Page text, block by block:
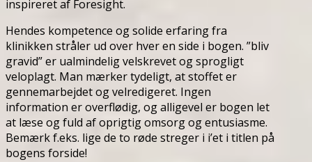
inspireret af Foresight.
Hendes kompetence og solide erfaring fra
klinikken stråler ud over hver en side i bogen. ”bliv
gravid” er ualmindelig velskrevet og sprogligt
veloplagt. Man mærker tydeligt, at stoffet er
gennemarbejdet og velredigeret. Ingen
information er overflødig, og alligevel er bogen let
at læse og fuld af oprigtig omsorg og entusiasme.
Bemærk f.eks. lige de to røde streger i i’et i titlen på
bogens forside!